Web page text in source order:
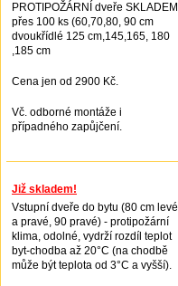
PROTIPOŽÁRNÍ dveře SKLADEM
přes 100 ks (60,70,80, 90 cm
dvoukřídlé 125 cm,145,165, 180
,185 cm
Cena jen od 2900 Kč.
Vč. odborné montáže i
případného zapůjčení.
Již skladem!
Vstupní dveře do bytu (80 cm levé
a pravé, 90 pravé) - protipožární
klima, odolné, vydrží rozdíl teplot
byt-chodba až 20°C (na chodbě
může být teplota od 3°C a vyšší).